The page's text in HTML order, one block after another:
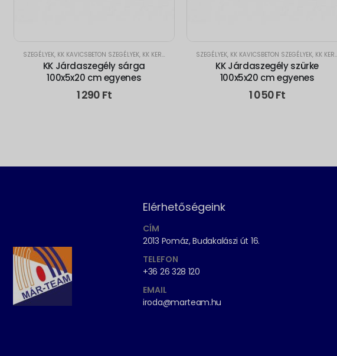
SZEGÉLYEK, KK KAVICSBETON SZEGÉLYEK, KK KERTI SZEGÉLYEK
KK Járdaszegély sárga
100x5x20 cm egyenes
1 290 Ft
SZEGÉLYEK, KK KAVICSBETON SZEGÉLYEK, KK KERTI SZEGÉLYEK
KK Járdaszegély szürke
100x5x20 cm egyenes
1 050Ft
Elérhetőségeink
CÍM
2013 Pomáz, Budakalászi út 16.
TELEFON
+36 26 328 120
EMAIL
iroda@marteam.hu